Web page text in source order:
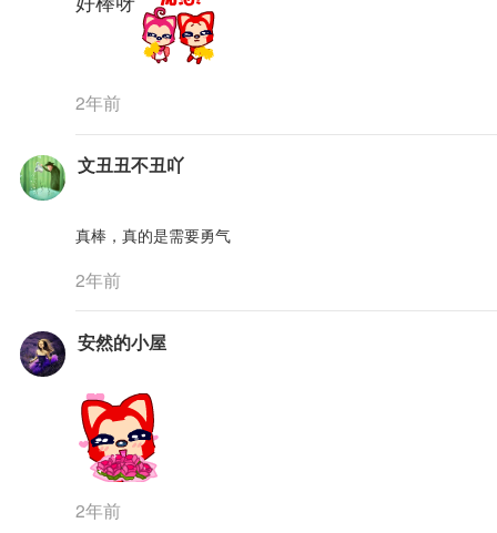
2年前
文丑丑不丑吖
真棒，真的是需要勇气
2年前
安然的小屋
2年前